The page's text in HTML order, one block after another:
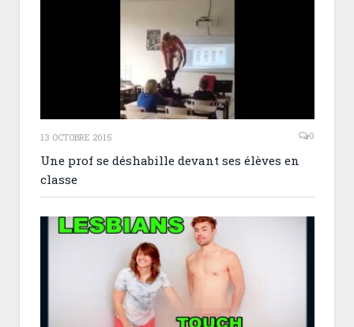
13 OCTOBRE 2015 0
Une prof se déshabille devant ses élèves en
classe